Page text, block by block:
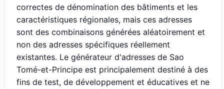
correctes de dénomination des bâtiments et les
caractéristiques régionales, mais ces adresses
sont des combinaisons générées aléatoirement et
non des adresses spécifiques réellement
existantes. Le générateur d'adresses de Sao
Tomé-et-Principe est principalement destiné à des
fins de test, de développement et éducatives et ne